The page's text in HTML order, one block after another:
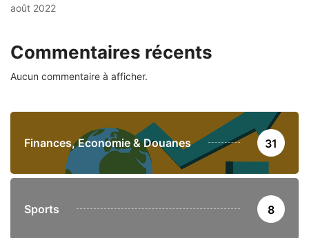
août 2022
Commentaires récents
Aucun commentaire à afficher.
Finances, Economie & Douanes 31
Sports 8